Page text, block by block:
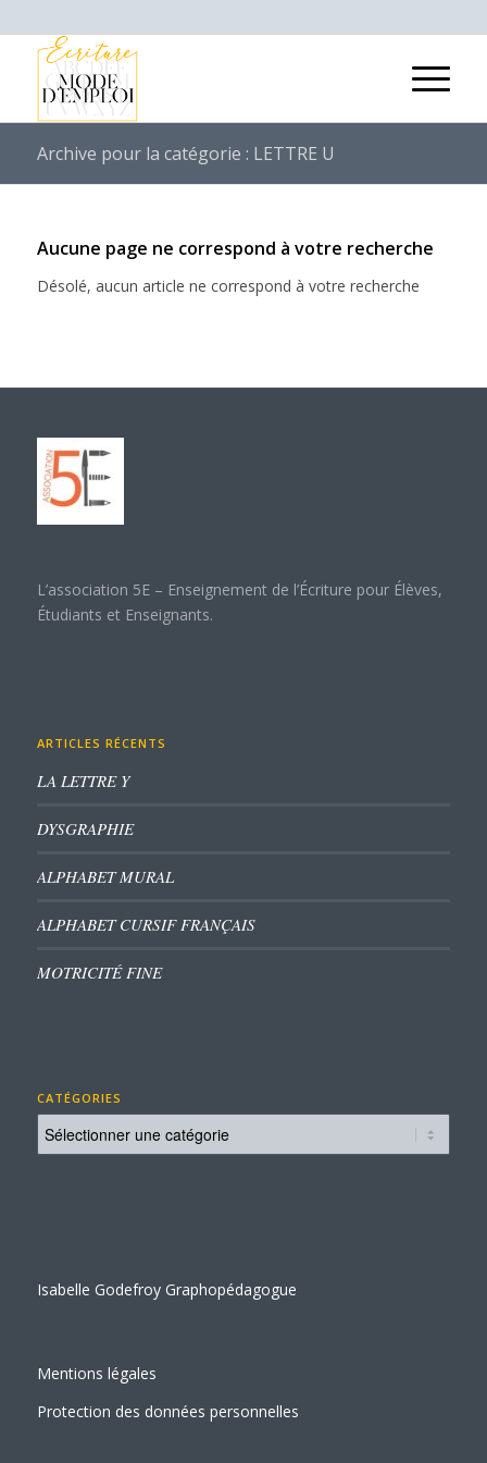
Archive pour la catégorie : LETTRE U
Aucune page ne correspond à votre recherche
Désolé, aucun article ne correspond à votre recherche
L’association 5E – Enseignement de l’Écriture pour Élèves,
Étudiants et Enseignants.
ARTICLES RÉCENTS
LA LETTRE Y
DYSGRAPHIE
ALPHABET MURAL
ALPHABET CURSIF FRANÇAIS
MOTRICITÉ FINE
CATÉGORIES
Catégories
Isabelle Godefroy Graphopédagogue
Mentions légales
Protection des données personnelles